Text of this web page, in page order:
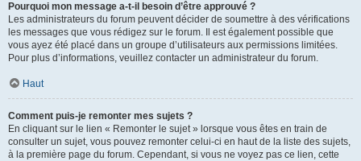
Pourquoi mon message a-t-il besoin d’être approuvé ?
Les administrateurs du forum peuvent décider de soumettre à des vérifications
les messages que vous rédigez sur le forum. Il est également possible que
vous ayez été placé dans un groupe d’utilisateurs aux permissions limitées.
Pour plus d’informations, veuillez contacter un administrateur du forum.
Haut
Comment puis-je remonter mes sujets ?
En cliquant sur le lien « Remonter le sujet » lorsque vous êtes en train de
consulter un sujet, vous pouvez remonter celui-ci en haut de la liste des sujets,
à la première page du forum. Cependant, si vous ne voyez pas ce lien, cette